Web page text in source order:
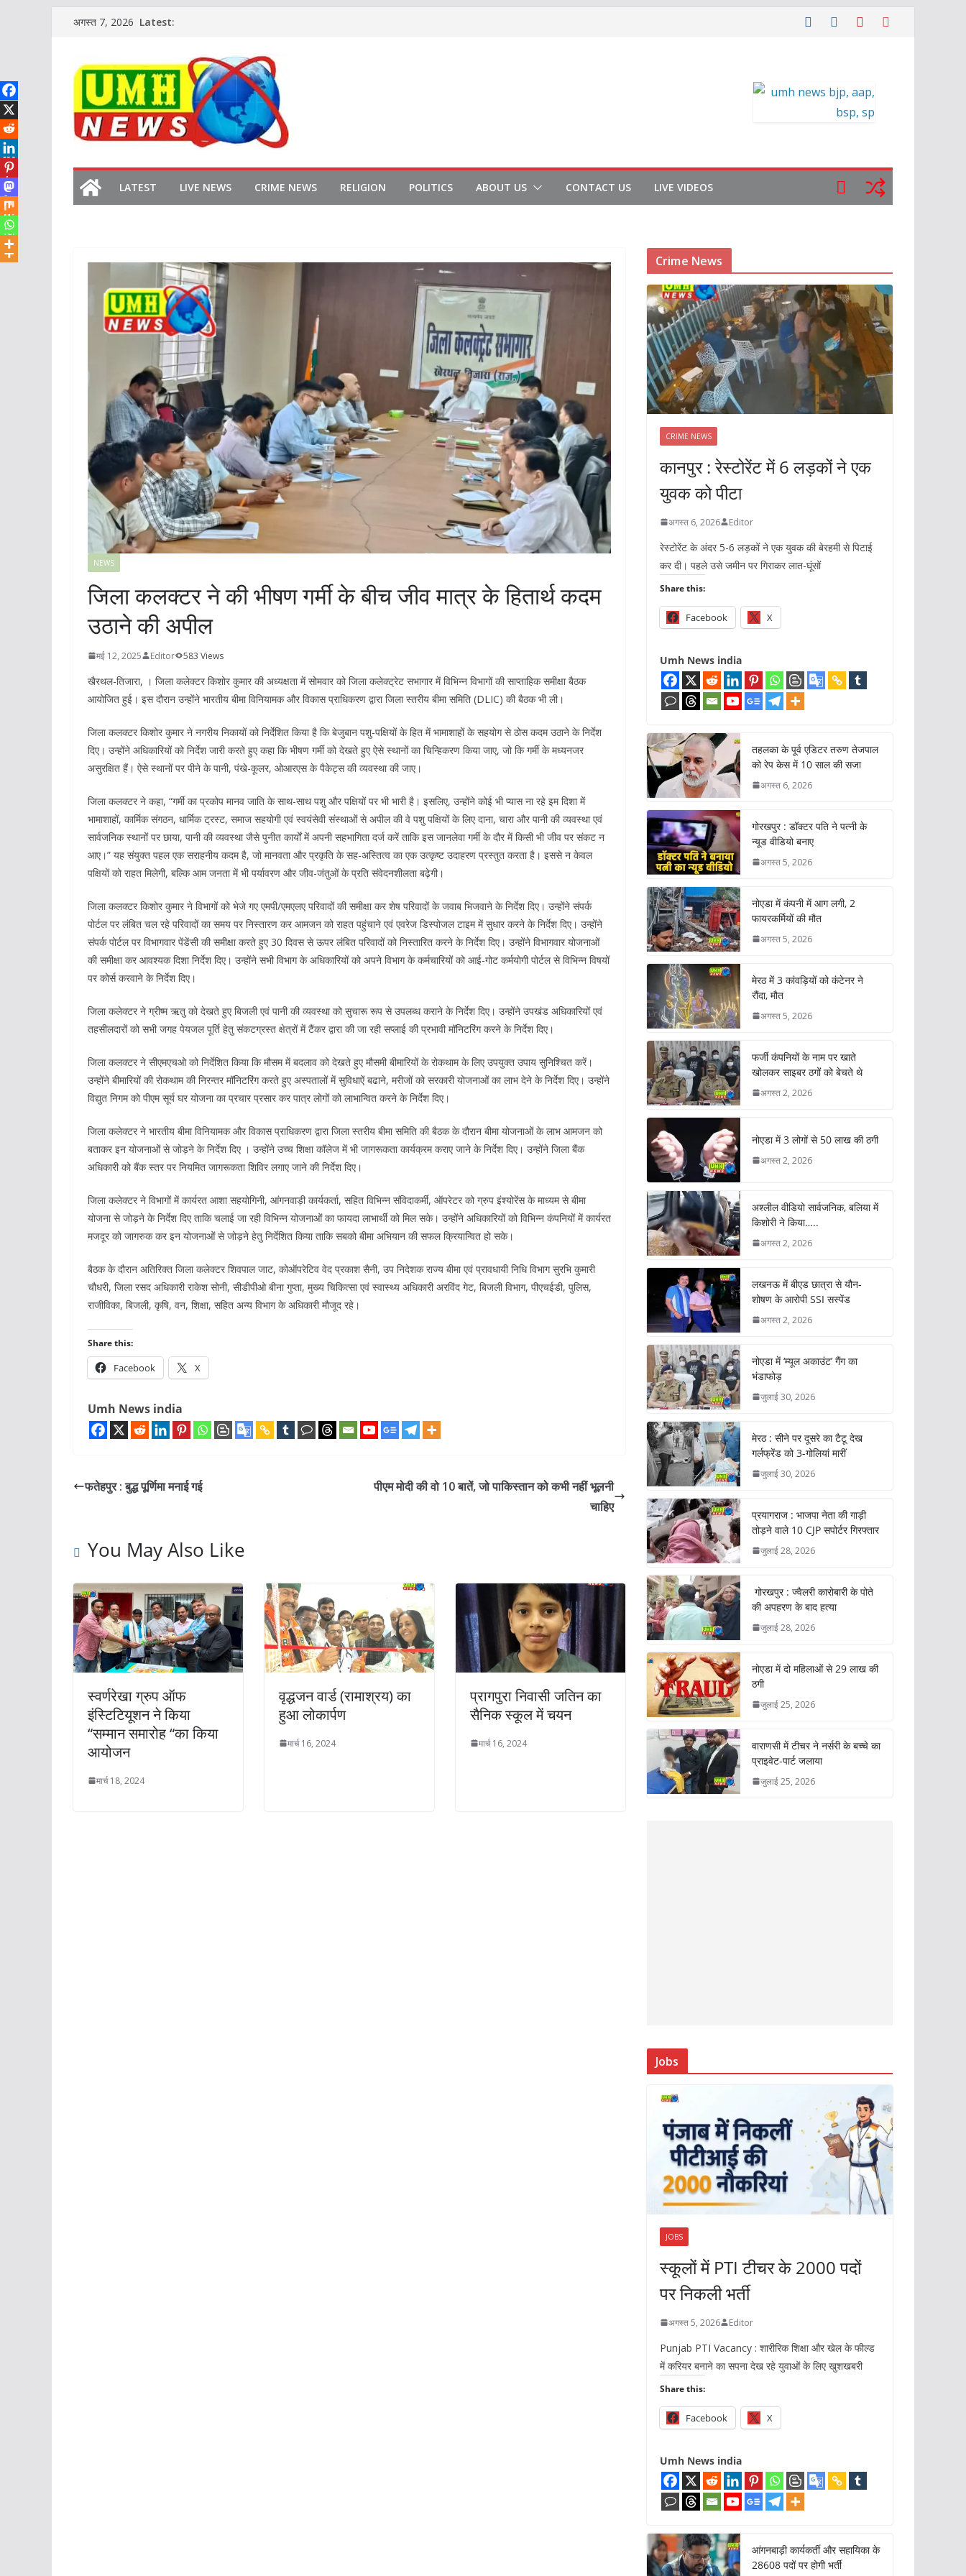
अगस्त 7, 2026 Latest:
LATEST LIVE NEWS CRIME NEWS RELIGION POLITICS ABOUT US CONTACT US LIVE VIDEOS
NEWS
जिला कलक्टर ने की भीषण गर्मी के बीच जीव मात्र के हितार्थ कदम
उठाने की अपील
मई 12, 2025 Editor 583 Views
खैरथल-तिजारा, । जिला कलेक्टर किशोर कुमार की अध्यक्षता में सोमवार को जिला कलेक्ट्रेट सभागार में विभिन्न विभागों की साप्ताहिक समीक्षा बैठक
आयोजित हुई। इस दौरान उन्होंने भारतीय बीमा विनियामक और विकास प्राधिकरण द्वारा जिला स्तरीय बीमा समिति (DLIC) की बैठक भी ली।
जिला कलक्टर किशोर कुमार ने नगरीय निकायों को निर्देशित किया है कि बेजुबान पशु-पक्षियों के हित में भामाशाहों के सहयोग से ठोस कदम उठाने के निर्देश
दिए। उन्होंने अधिकारियों को निर्देश जारी करते हुए कहा कि भीषण गर्मी को देखते हुए ऐसे स्थानों का चिन्हिकरण किया जाए, जो कि गर्मी के मध्यनजर
असुरक्षित हैं। ऐसे स्थानों पर पीने के पानी, पंखे-कूलर, ओआरएस के पैकेट्स की व्यवस्था की जाए।
जिला कलक्टर ने कहा, “गर्मी का प्रकोप मानव जाति के साथ-साथ पशु और पक्षियों पर भी भारी है। इसलिए, उन्होंने कोई भी प्यास ना रहे इम दिशा में
भामाशाहों, कार्मिक संगठन, धार्मिक ट्रस्ट, समाज सहयोगी एवं स्वयंसेवी संस्थाओं से अपील की वे पशु पक्षियों के लिए दाना, चारा और पानी की व्यवस्था एवं
सार्वजनिक स्थानों पर छाया, पानी की व्यवस्था जैसे पुनीत कार्यों में अपनी सहभागिता दर्ज करें ताकि इस जानलेवा गर्मी के दौर में किसी भी जीव पर संकट न
आए।” यह संयुक्त पहल एक सराहनीय कदम है, जो मानवता और प्रकृति के सह-अस्तित्व का एक उत्कृष्ट उदाहरण प्रस्तुत करता है। इससे न केवल
पक्षियों को राहत मिलेगी, बल्कि आम जनता में भी पर्यावरण और जीव-जंतुओं के प्रति संवेदनशीलता बढ़ेगी।
जिला कलक्टर किशोर कुमार ने विभागों को भेजे गए एमपी/एमएलए परिवादों की समीक्षा कर शेष परिवादों के जवाब भिजवाने के निर्देश दिए। उन्होंने संपर्क
पोर्टल पर लंबित चल रहे परिवादों का समय पर निस्तारण कर आमजन को राहत पहुंचाने एवं एवरेज डिस्पोजल टाइम में सुधार करने के निर्देश दिए। उन्होंने
संपर्क पोर्टल पर विभागवार पेंडेंसी की समीक्षा करते हुए 30 दिवस से ऊपर लंबित परिवादों को निस्तारित करने के निर्देश दिए। उन्होंने विभागवार योजनाओं
की समीक्षा कर आवश्यक दिशा निर्देश दिए। उन्होंने सभी विभाग के अधिकारियों को अपने विभाग के कर्मचारियों को आई-गोट कर्मयोगी पोर्टल से विभिन्न विषयों
पर कोर्स करवाने के निर्देश दिए।
जिला कलेक्टर ने ग्रीष्म ऋतु को देखते हुए बिजली एवं पानी की व्यवस्था को सुचारू रूप से उपलब्ध कराने के निर्देश दिए। उन्होंने उपखंड अधिकारियों एवं
तहसीलदारों को सभी जगह पेयजल पूर्ति हेतु संकटग्रस्त क्षेत्रों में टैंकर द्वारा की जा रही सप्लाई की प्रभावी मॉनिटरिंग करने के निर्देश दिए।
जिला कलक्टर ने सीएमएचओ को निर्देशित किया कि मौसम में बदलाव को देखते हुए मौसमी बीमारियों के रोकथाम के लिए उपयुक्त उपाय सुनिश्चित करें।
उन्होंने बीमारियों की रोकथाम की निरन्तर मॉनिटरिंग करते हुए अस्पतालों में सुविधाऐं बढाने, मरीजों को सरकारी योजनाओं का लाभ देने के निर्देश दिए। उन्होंने
विद्युत निगम को पीएम सूर्य घर योजना का प्रचार प्रसार कर पात्र लोगों को लाभान्वित करने के निर्देश दिए।
जिला कलेक्टर ने भारतीय बीमा विनियामक और विकास प्राधिकरण द्वारा जिला स्तरीय बीमा समिति की बैठक के दौरान बीमा योजनाओं के लाभ आमजन को
बताकर इन योजनाओं से जोड़ने के निर्देश दिए । उन्होंने उच्च शिक्षा कॉलेज में भी जागरूकता कार्यक्रम कराए जाने के निर्देश दिए। उन्होंने जिला बैंक
अधिकारी को बैंक स्तर पर नियमित जागरूकता शिविर लगाए जाने की निर्देश दिए।
जिला कलेक्टर ने विभागों में कार्यरत आशा सहयोगिनी, आंगनवाड़ी कार्यकर्ता, सहित विभिन्न संविदाकर्मी, ऑपरेटर को ग्रुप इंश्योरेंस के माध्यम से बीमा
योजना से जोड़ने के निर्देश दिए ताकि चलाई जा रही विभिन्न योजनाओं का फायदा लाभार्थी को मिल सके। उन्होंने अधिकारियों को विभिन्न कंपनियों में कार्यरत
मजदूर को जागरुक कर इन योजनाओं से जोड़ने हेतु निर्देशित किया ताकि सबको बीमा अभियान की सफल क्रियान्वित हो सके।
बैठक के दौरान अतिरिक्त जिला कलेक्टर शिवपाल जाट, कोऑपरेटिव वेद प्रकाश सैनी, उप निदेशक राज्य बीमा एवं प्रावधायी निधि विभाग सुरभि कुमारी
चौधरी, जिला रसद अधिकारी राकेश सोनी, सीडीपीओ बीना गुप्ता, मुख्य चिकित्सा एवं स्वास्थ्य अधिकारी अरविंद गेट, बिजली विभाग, पीएचईडी, पुलिस,
राजीविका, बिजली, कृषि, वन, शिक्षा, सहित अन्य विभाग के अधिकारी मौजूद रहे।
Share this:
Facebook X
Umh News india
फतेहपुर : बुद्ध पूर्णिमा मनाई गई
पीएम मोदी की वो 10 बातें, जो पाक‍िस्‍तान को कभी नहीं भूलनी
चाह‍िए
You May Also Like
स्वर्णरेखा ग्रुप ऑफ
इंस्टिटियूशन ने किया
“सम्मान समारोह “का किया
आयोजन
मार्च 18, 2024
वृद्धजन वार्ड (रामाश्रय) का
हुआ लोकार्पण
मार्च 16, 2024
प्रागपुरा निवासी जतिन का
सैनिक स्कूल में चयन
मार्च 16, 2024
Crime News
CRIME NEWS
कानपुर : रेस्टोरेंट में 6 लड़कों ने एक
युवक को पीटा
अगस्त 6, 2026 Editor
रेस्टोरेंट के अंदर 5-6 लड़कों ने एक युवक की बेरहमी से पिटाई
कर दी। पहले उसे जमीन पर गिराकर लात-घूंसों
Share this:
Facebook X
Umh News india
तहलका के पूर्व एडिटर तरुण तेजपाल
को रेप केस में 10 साल की सजा
अगस्त 6, 2026
गोरखपुर : डॉक्टर पति ने पत्नी के
न्यूड वीडियो बनाए
अगस्त 5, 2026
नोएडा में कंपनी में आग लगी, 2
फायरकर्मियों की मौत
अगस्त 5, 2026
मेरठ में 3 कांवड़ियों को कंटेनर ने
रौंदा, मौत
अगस्त 5, 2026
फर्जी कंपनियों के नाम पर खाते
खोलकर साइबर ठगों को बेचते थे
अगस्त 2, 2026
नोएडा में 3 लोगों से 50 लाख की ठगी
अगस्त 2, 2026
अश्लील वीडियो सार्वजनिक, बलिया में
किशोरी ने किया…..
अगस्त 2, 2026
लखनऊ में बीएड छात्रा से यौन-
शोषण के आरोपी SSI सस्पेंड
अगस्त 2, 2026
नोएडा में ‘म्यूल अकाउंट’ गैंग का
भंडाफोड़
जुलाई 30, 2026
मेरठ : सीने पर दूसरे का टैटू देख
गर्लफ्रेंड को 3-गोलियां मारीं
जुलाई 30, 2026
प्रयागराज : भाजपा नेता की गाड़ी
तोड़ने वाले 10 CJP सपोर्टर गिरफ्तार
जुलाई 28, 2026
गोरखपुर : ज्वैलरी कारोबारी के पोते
की अपहरण के बाद हत्या
जुलाई 28, 2026
नोएडा में दो महिलाओं से 29 लाख की
ठगी
जुलाई 25, 2026
वाराणसी में टीचर ने नर्सरी के बच्चे का
प्राइवेट-पार्ट जलाया
जुलाई 25, 2026
Jobs
JOBS
स्कूलों में PTI टीचर के 2000 पदों
पर निकली भर्ती
अगस्त 5, 2026 Editor
Punjab PTI Vacancy : शारीरिक शिक्षा और खेल के फील्ड
में करियर बनाने का सपना देख रहे युवाओं के लिए खुशखबरी
Share this:
Facebook X
Umh News india
आंगनबाड़ी कार्यकर्ती और सहायिका के
28608 पदों पर होगी भर्ती